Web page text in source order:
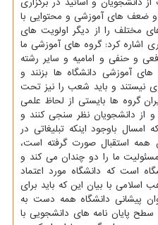
ضعف های آموزشی و محتوایی با
مختلف را از دیگر اولویت های
اشاره كرد: گروه های آموزشی ما
و حنفی و امامیه و سایر رشته
آموزشی دانشگاه ها بزنند و
نیستند و باید شعب را نیز تحت
گروه ها بایستی از لحاظ علمی
از دانشجویان نظر سنجی كنند و
باوجود اینكه تبلیغاتی در
همه استقبال صورت گرفته است،
ما را دو چندان می كند و
است كه دانشگاه مورد اعتماد
با بیان این كه باید برای
پیشانی دانشگاه همه دست به
پایان نامه های دانشجویی با